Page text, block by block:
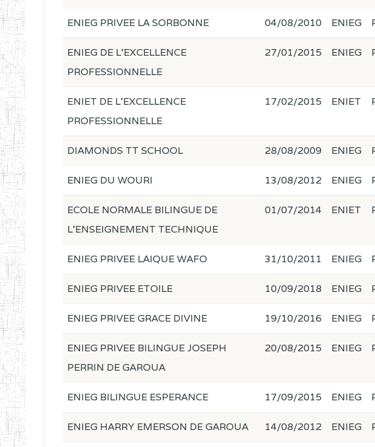
ENIEG PRIVEE LA SORBONNE 04/08/2010 ENIEG
ENIEG DE L'EXCELLENCE
PROFESSIONNELLE
27/01/2015 ENIEG
ENIET DE L'EXCELLENCE
PROFESSIONNELLE
17/02/2015 ENIET
DIAMONDS TT SCHOOL 28/08/2009 ENIEG
ENIEG DU WOURI 13/08/2012 ENIEG
ECOLE NORMALE BILINGUE DE
L'ENSEIGNEMENT TECHNIQUE
01/07/2014 ENIET
ENIEG PRIVEE LAIQUE WAFO 31/10/2011 ENIEG
ENIEG PRIVEE ETOILE 10/09/2018 ENIEG
ENIEG PRIVEE GRACE DIVINE 19/10/2016 ENIEG
ENIEG PRIVEE BILINGUE JOSEPH
PERRIN DE GAROUA
20/08/2015 ENIEG
ENIEG BILINGUE ESPERANCE 17/09/2015 ENIEG
ENIEG HARRY EMERSON DE GAROUA 14/08/2012 ENIEG